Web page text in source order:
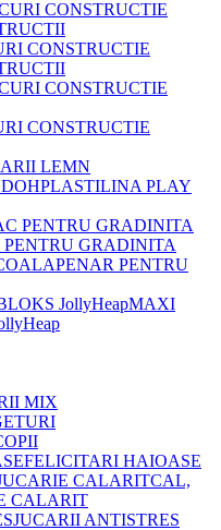
CONSTRUCTIE
CONSTRUCTIE
LEMN
PLASTILINA PLAY
GRADINITA
PENAR PENTRU
MAXI
MIX
FELICITARI HAIOASE
CAL,
CALARIT
JUCARII ANTISTRES